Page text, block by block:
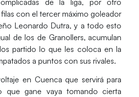
con el tercer máximo goleador
Leonardo Dutra, y a todo esto
de los de Granollers, acumulan
partido lo que les coloca en la
a puntos con sus rivales.
en Cuenca que servirá para
que gane vaya tomando cierta